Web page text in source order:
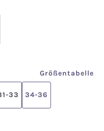
ist zurzeit nicht verfügbar.)
Option ist zurzeit nicht
Größentabelle
33 34-36